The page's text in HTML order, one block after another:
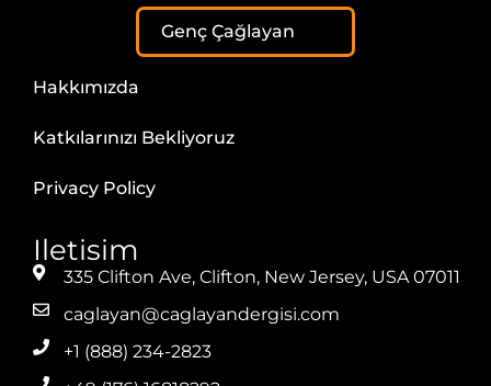
Genç Çağlayan
Hakkımızda
Katkılarınızı Bekliyoruz
Privacy Policy
Iletisim
335 Clifton Ave, Clifton, New Jersey, USA 07011
caglayan@caglayandergisi.com
+1 (888) 234-2823